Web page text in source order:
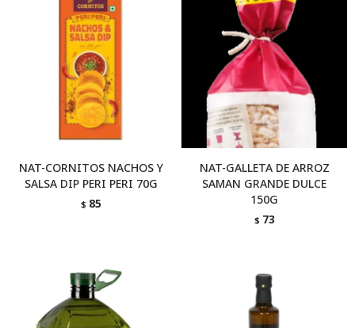
NAT-CORNITOS NACHOS Y
SALSA DIP PERI PERI 70G
$ 85
NAT-GALLETA DE ARROZ
SAMAN GRANDE DULCE
150G
$ 73